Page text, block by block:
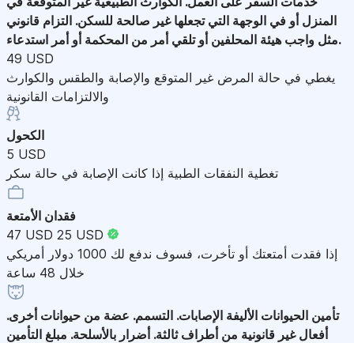
المنزل أو في الوجهة التي تجعلها غير صالحة للسكن. التزام قانوني
مثل واجب هيئة المحلفين أو تلقي أمر من المحكمة أو أمر استدعاء.
49 USD
يغطي في حالة المرض غير المتوقع والإصابة والطقس والكوارث
والالتزامات القانونية
الكحول
5 USD
تغطية النفقات الطبية إذا كانت الإصابة في حالة سكر
فقدان الأمتعة
47 USD 25 USD
إذا فقدت أمتعتك أو تأخرت، فسوف ندفع لك 1000 دولار أمريكي
خلال 48 ساعة
تأمين الحيوانات الأليفة الإصابات. التسمم. عضة من حيوانات أخرى.
أفعال غير قانونية من أطراف ثالثة. أضرار بالأسلحة. مبلغ التأمين